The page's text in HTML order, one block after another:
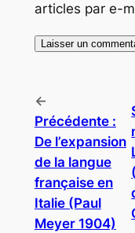
articles par e-
←
Précédente :
De l’expansion
de la langue
française en
Italie (Paul
Meyer 1904)